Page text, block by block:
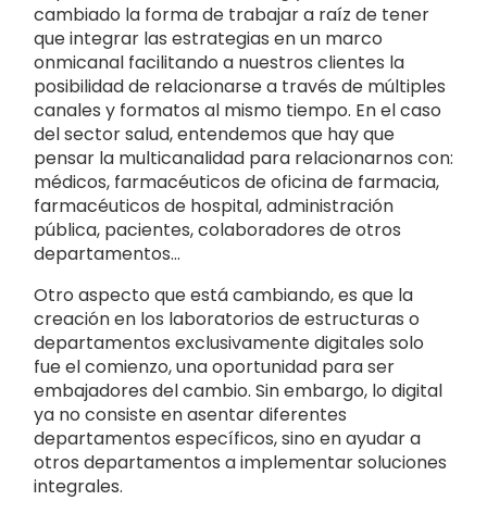
cambiado la forma de trabajar a raíz de tener
que integrar las estrategias en un marco
onmicanal facilitando a nuestros clientes la
posibilidad de relacionarse a través de múltiples
canales y formatos al mismo tiempo. En el caso
del sector salud, entendemos que hay que
pensar la multicanalidad para relacionarnos con:
médicos, farmacéuticos de oficina de farmacia,
farmacéuticos de hospital, administración
pública, pacientes, colaboradores de otros
departamentos…
Otro aspecto que está cambiando, es que la
creación en los laboratorios de estructuras o
departamentos exclusivamente digitales solo
fue el comienzo, una oportunidad para ser
embajadores del cambio. Sin embargo, lo digital
ya no consiste en asentar diferentes
departamentos específicos, sino en ayudar a
otros departamentos a implementar soluciones
integrales.